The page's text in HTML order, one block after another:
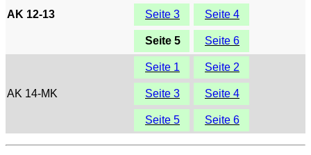
AK 12-13 Seite 3 Seite 4
Seite 5 Seite 6
AK 14-MK
Seite 1 Seite 2
Seite 3 Seite 4
Seite 5 Seite 6